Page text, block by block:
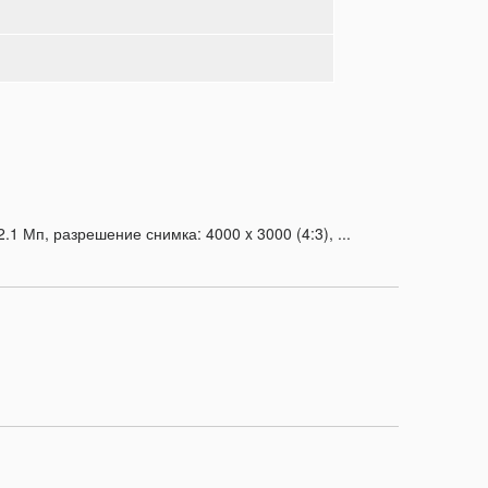
Мп, разрешение снимка: 4000 x 3000 (4:3), ...